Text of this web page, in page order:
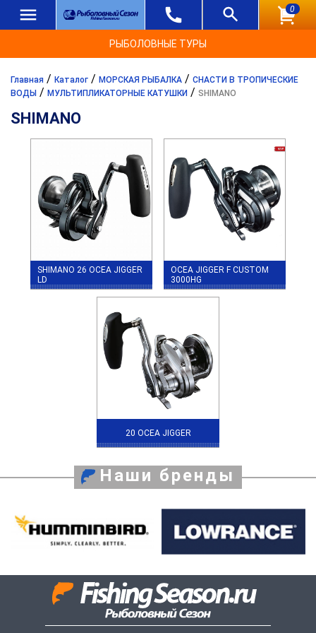
0
РЫБОЛОВНЫЕ ТУРЫ
Главная / Каталог / МОРСКАЯ РЫБАЛКА / СНАСТИ В ТРОПИЧЕСКИЕ
ВОДЫ / МУЛЬТИПЛИКАТОРНЫЕ КАТУШКИ / SHIMANO
SHIMANO
SHIMANO 26 OCEA JIGGER
LD
OCEA JIGGER F CUSTOM
3000HG
20 OCEA JIGGER
Наши бренды